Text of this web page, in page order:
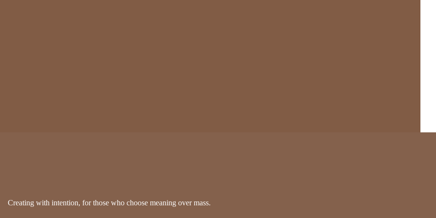
Creating with intention, for those who choose meaning over mass.